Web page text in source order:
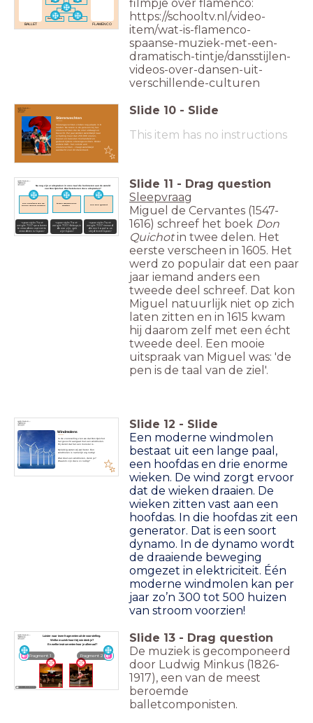
BALLET FLAMENCO
Waaier
Pirouette
Castagnetten
Spitzen
Klappen
filmpje over flamenco:
https://schooltv.nl/video-
item/wat-is-flamenco-
spaanse-muziek-met-een-
dramatisch-tintje/dansstijlen-
videos-over-dansen-uit-
verschillende-culturen
Stierenvechten
Stierengevechten vinden nog plaats in 8
landen. De torero is de persoon bij het
stierenvechten die de stier uitdaagt en
bevecht. Per jaar worden wereldwijd naar
schatting meer dan 250.000 stieren,
koeien en kalveren mishandeld en
gedood tijdens stierengevechten. Onder
andere CAS - het comité anti
stierenvechten - vraagt wereldwijd
aandacht voor dit dierenleed.
____
Slide 10 - Slide
This item has no instructions
Nu nog zijn er uitspraken in onze taal die herinneren aan de wereld
van Don Quichot. Wat betekenen deze uitspraken?
<span style="font-
weight: 700">proberen
te veranderen wat niet te
veranderen is</span>
<span style="font-
weight: 700">&nbsp;in
de war zijn, gek
zijn</span>
<span style="font-
weight: 700">iemand
die een hopeloze
strijd levert</span>
een klap/slag van de
molen gehad hebben
tegen windmolens
vechten
Slide 11 - Drag question
Sleepvraag
Miguel de Cervantes (1547-
1616) schreef het boek Don
Quichotin twee delen. Het
eerste verscheen in 1605. Het
werd zo populair dat een paar
jaar iemand anders een
tweede deel schreef. Dat kon
Miguel natuurlijk niet op zich
laten zitten en in 1615 kwam
hij daarom zelf met een écht
tweede deel. Een mooie
uitspraak van Miguel was: 'de
pen is de taal van de ziel'.
Windmolens
In de voorstelling zien we dat Don Quichot
het gevecht aangaat met een windmolen.
Hij denkt dat het een monster is.
Gelukkig weten wij wel beter. Een
windmolen is namelijk erg nuttig!
Wat doet een windmolen, denk je?
Waarom zijn deze zo nuttig?
____
Slide 12 - Slide
Een moderne windmolen
bestaat uit een lange paal,
een hoofdas en drie enorme
wieken. De wind zorgt ervoor
dat de wieken draaien. De
wieken zitten vast aan een
hoofdas. In die hoofdas zit een
generator. Dat is een soort
dynamo. In de dynamo wordt
de draaiende beweging
omgezet in elektriciteit. Één
moderne windmolen kan per
jaar zo’n 300 tot 500 huizen
van stroom voorzien!
Luister naar twee fragmenten uit de voorstelling.
Welke muziek hoort bij wie denk je?
En welke instrumenten hoor je allemaal?
Bron Audiofragmenten
Fragment 1 Fragment 2
Slide 13 - Drag question
De muziek is gecomponeerd
door Ludwig Minkus (1826-
1917), een van de meest
beroemde
balletcomponisten.